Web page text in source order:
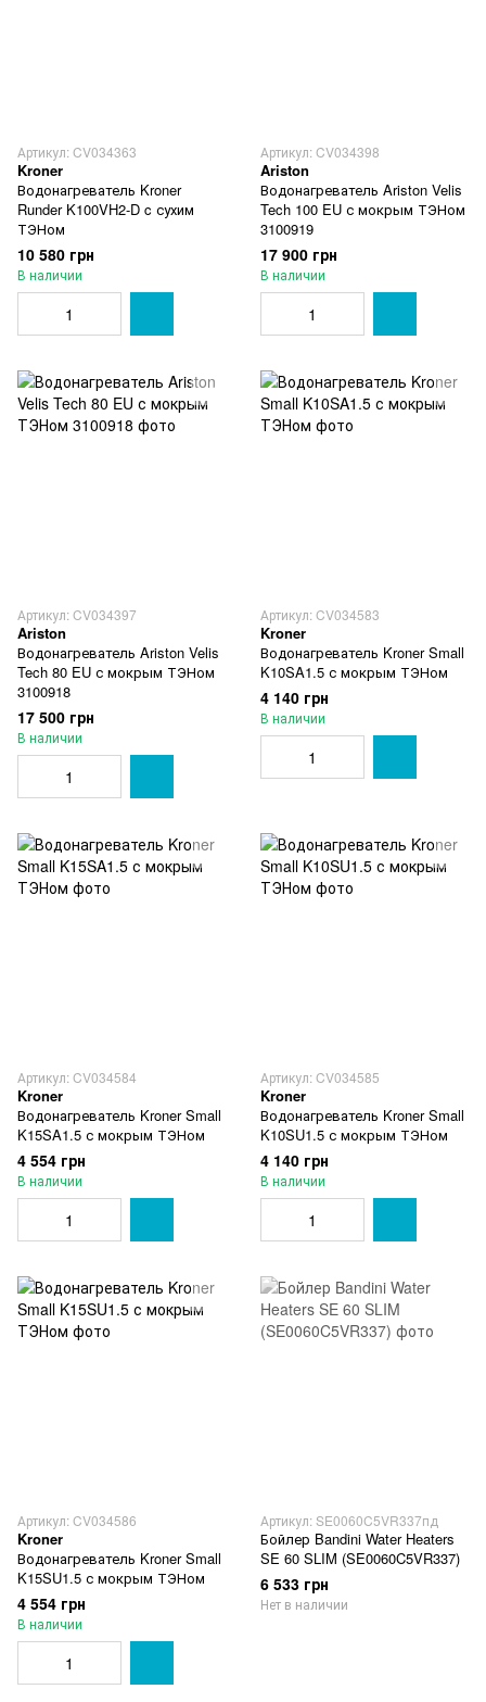
Артикул: CV034363
Kroner
Водонагреватель Kroner
Runder K100VH2-D c сухим
ТЭНом
10 580 грн
В наличии
Артикул: CV034398
Ariston
Водонагреватель Ariston Velis
Tech 100 EU с мокрым ТЭНом
3100919
17 900 грн
В наличии
Артикул: CV034397
Ariston
Водонагреватель Ariston Velis
Tech 80 EU с мокрым ТЭНом
3100918
17 500 грн
В наличии
Артикул: CV034583
Kroner
Водонагреватель Kroner Small
K10SA1.5 с мокрым ТЭНом
4 140 грн
В наличии
Артикул: CV034584
Kroner
Водонагреватель Kroner Small
K15SA1.5 с мокрым ТЭНом
4 554 грн
В наличии
Артикул: CV034585
Kroner
Водонагреватель Kroner Small
K10SU1.5 с мокрым ТЭНом
4 140 грн
В наличии
Артикул: CV034586
Kroner
Водонагреватель Kroner Small
K15SU1.5 с мокрым ТЭНом
4 554 грн
В наличии
Артикул: SE0060C5VR337пд
Бойлер Bandini Water Heaters
SE 60 SLIM (SE0060C5VR337)
6 533 грн
Нет в наличии